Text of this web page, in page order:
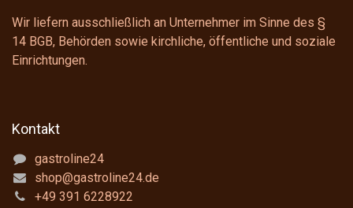
Wir liefern ausschließlich an Unternehmer im Sinne des §
14 BGB, Behörden sowie kirchliche, öffentliche und soziale
Einrichtungen.
Kontakt
gastroline24
shop@gastroline24.de
+49 391 6228922